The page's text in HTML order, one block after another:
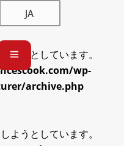
JA
ようとしています。
wp-
archive.php
ようとしています。